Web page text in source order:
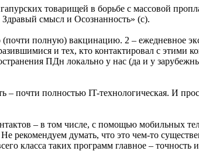
товарищей в борьбе с массовой
Здравый смысл и Осознанность» (с).
полную) вакцинацию. 2 – ежедневное
и тех, кто контактировал с этими
ПДн локально у нас (да и у
– почти полностью IT-технологическая. И
– в том числе, с помощью мобильных
рекомендуем думать, что это чем-то
класса таких программ главное – точность